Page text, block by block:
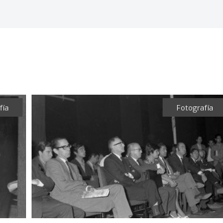
Fotografía